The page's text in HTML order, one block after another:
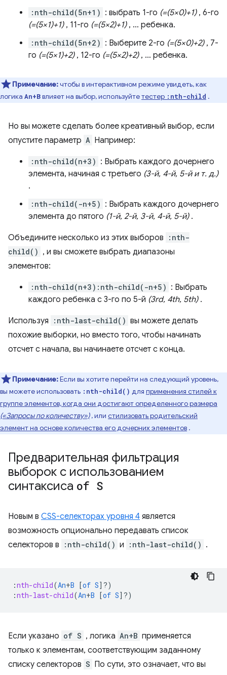
:nth-child(5n+1) : выбрать 1-го (=(5×0)+1), 6-го
(=(5×1)+1), 11-го (=(5×2)+1), … ребенка.
:nth-child(5n+2) : Выберите 2-го (=(5×0)+2), 7-
го (=(5×1)+2), 12-го (=(5×2)+2), … ребенка.
Примечание:чтобы в интерактивном режиме увидеть, как
логика An+Bвлияет на выбор, используйтетестер :nth-child .
Но вы можете сделать более креативный выбор, если
опустите параметр A Например:
:nth-child(n+3) : Выбрать каждого дочернего
элемента, начиная с третьего (3-й, 4-й, 5-й и т. д.)
.
:nth-child(-n+5) : Выбрать каждого дочернего
элемента до пятого (1-й, 2-й, 3-й, 4-й, 5-й).
Объедините несколько из этих выборов
:nth-
child() , и вы сможете выбрать диапазоны
элементов:
:nth-child(n+3):nth-child(-n+5) : Выбрать
каждого ребенка с 3-го по 5-й (3rd, 4th, 5th).
Используя :nth-last-child() вы можете делать
похожие выборки, но вместо того, чтобы начинать
отсчет с начала, вы начинаете отсчет с конца.
Примечание:Если вы хотите перейти на следующий уровень,
вы можете использовать :nth-child() для применения стилей к
группе элементов, когда они достигают определенного размера
(«Запросы по количеству»), или стилизовать родительский
элемент на основе количества его дочерних элементов .
Предварительная фильтрация
выборок с использованием
синтаксиса of S
Новым в CSS-селекторах уровня 4 является
возможность опционально передавать список
селекторов в
:nth-child() и :nth-last-child() .
:nth-child(An+B [of S]?)
:nth-last-child(An+B [of S]?)
Если указано of S , логика An+B применяется
только к элементам, соответствующим заданному
списку селекторов S По сути, это означает, что вы